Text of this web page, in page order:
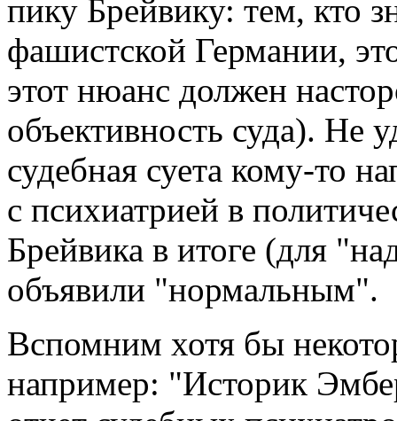
пику Брейвику: тем, кто
фашистской Германии,
этот нюанс должен
объективность суда). Не
судебная суета кому-то
с психиатрией в
Брейвика в итоге (для
объявили "нормальным".
Вспомним хотя бы
например: "Историк